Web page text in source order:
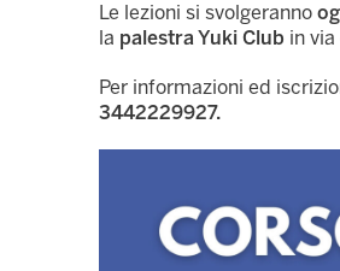
Le lezioni si svolgeranno
la palestra Yuki Club in
Per informazioni ed
3442229927.